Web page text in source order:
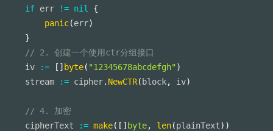
if err != nil
{
panic(err)
}
// 2. 创建一个使用ctr分组接口
    iv
:= [ ]byte( "12345678abcdefgh" )
    stream
:= cipher. NewCTR(block, iv)
// 4. 加密
    cipherText
:= make( [ ]byte, len(plainText) )